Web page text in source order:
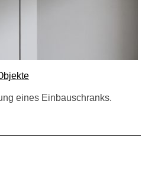
eines Einbauschranks.